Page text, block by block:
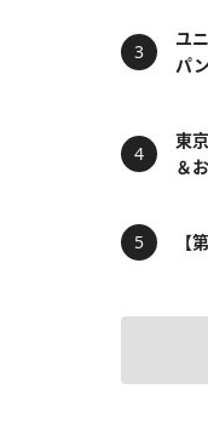
ユ
パ
東
＆
【